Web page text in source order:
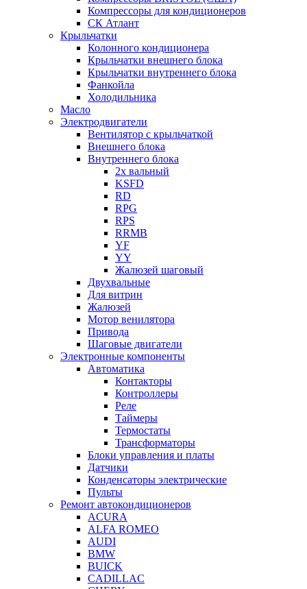
Компрессоры для кондиционеров
СК Атлант
Крыльчатки
Колонного кондиционера
Крыльчатки внешнего блока
Крыльчатки внутреннего блока
Фанкойла
Холодильника
Масло
Электродвигатели
Вентилятор с крыльчаткой
Внешнего блока
Внутреннего блока
2х вальный
KSFD
RD
RPG
RPS
RRMB
YF
YY
Жалюзей шаговый
Двухвальные
Для витрин
Жалюзей
Мотор венилятора
Привода
Шаговые двигатели
Электронные компоненты
Автоматика
Контакторы
Контроллеры
Реле
Таймеры
Термостаты
Трансформаторы
Блоки управления и платы
Датчики
Конденсаторы электрические
Пульты
Ремонт автокондиционеров
ACURA
ALFA ROMEO
AUDI
BMW
BUICK
CADILLAC